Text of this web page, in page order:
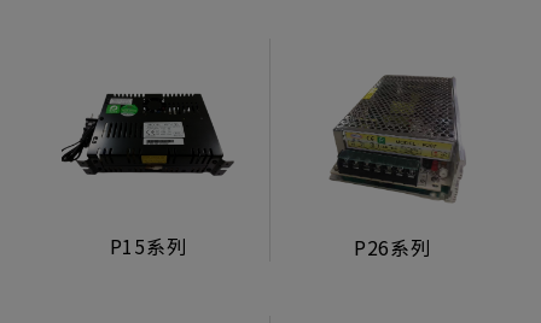
轉換卡
電子元件
P15系列 P26系列